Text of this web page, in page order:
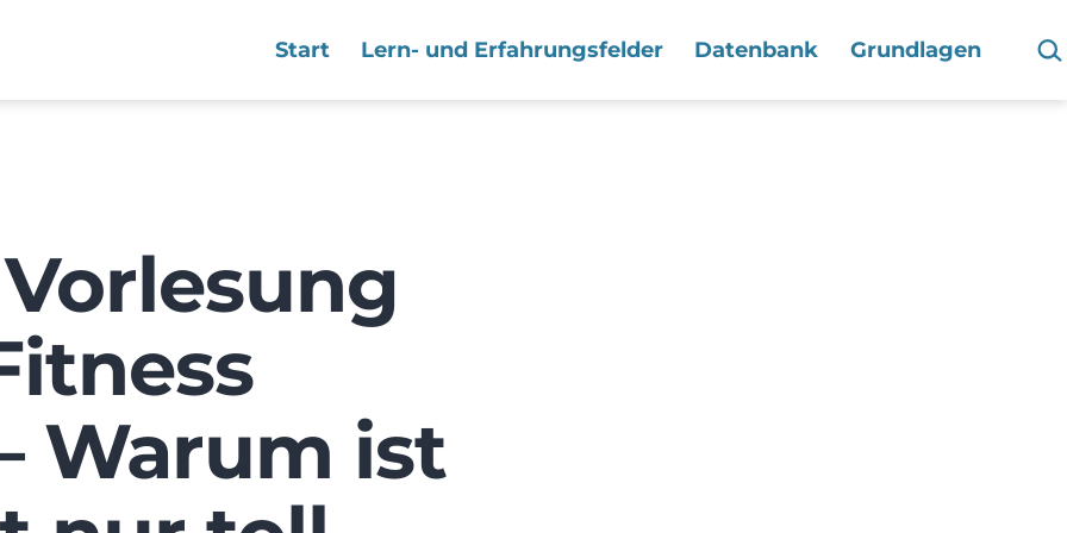
Start Lern- und Erfahrungsfelder Datenbank Grundlagen
Warum ist